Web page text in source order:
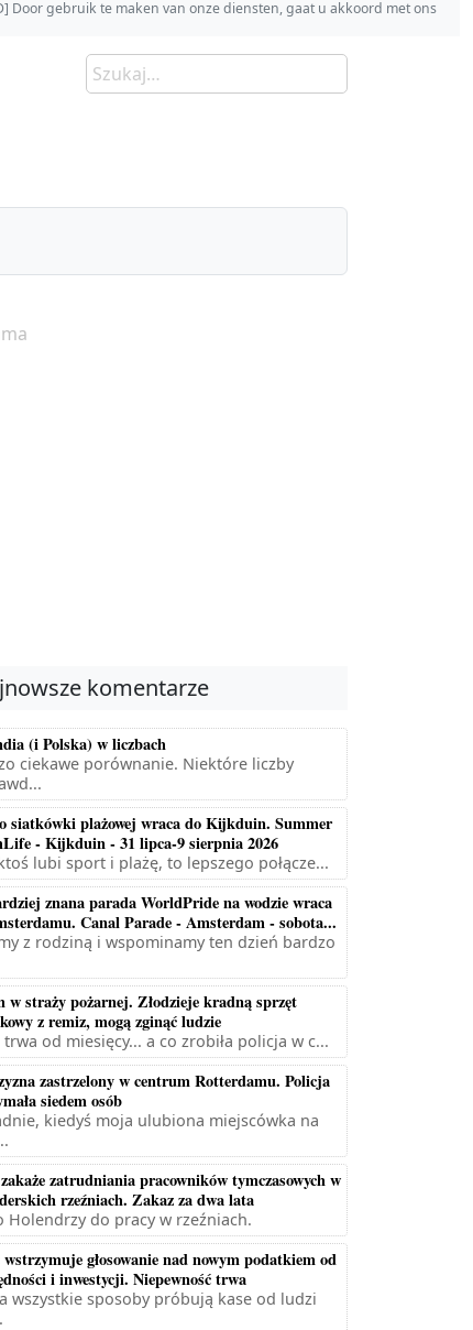
Door gebruik te maken van onze diensten, gaat u akkoord met ons
komentarze
(i Polska) w liczbach
ciekawe porównanie. Niektóre liczby
siatkówki plażowej wraca do Kijkduin. Summer
- Kijkduin - 31 lipca-9 sierpnia 2026
lubi sport i plażę, to lepszego połącze...
znana parada WorldPride na wodzie wraca
Canal Parade - Amsterdam - sobota...
z rodziną i wspominamy ten dzień bardzo
w straży pożarnej. Złodzieje kradną sprzęt
z remiz, mogą zginąć ludzie
trwa od miesięcy... a co zrobiła policja w c...
zastrzelony w centrum Rotterdamu. Policja
siedem osób
kiedyś moja ulubiona miejscówka na
zatrudniania pracowników tymczasowych w
rzeźniach. Zakaz za dwa lata
Holendrzy do pracy w rzeźniach.
wstrzymuje głosowanie nad nowym podatkiem od
i inwestycji. Niepewność trwa
wszystkie sposoby próbują kase od ludzi